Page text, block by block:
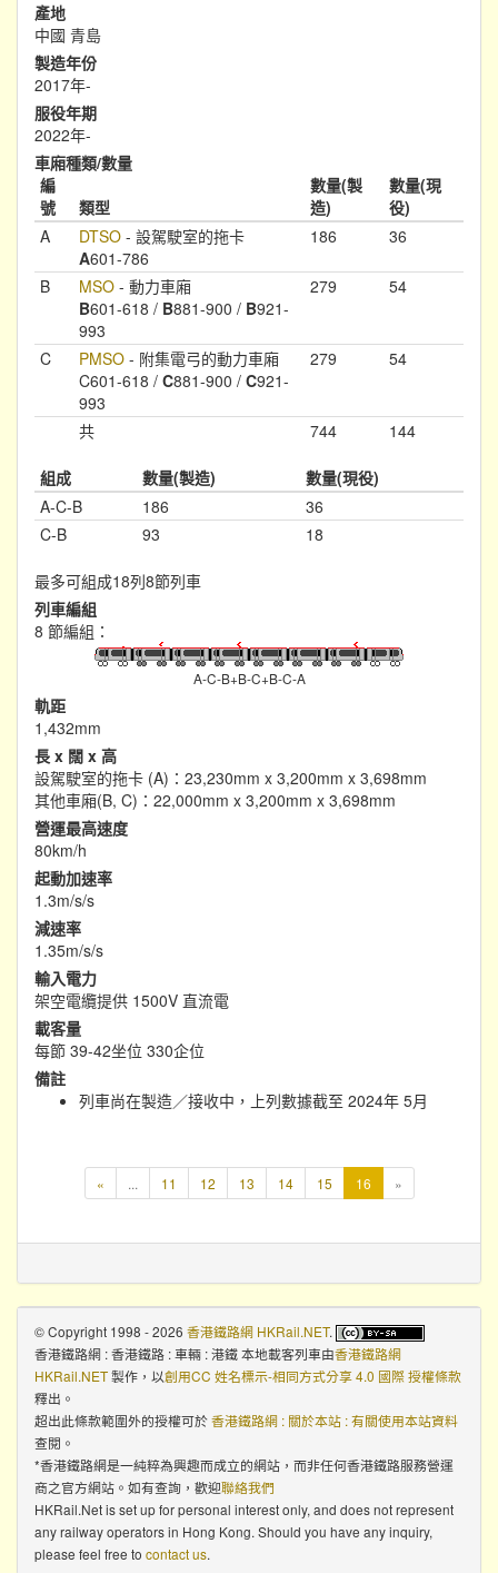
產地
中國 青島
製造年份
2017年-
服役年期
2022年-
車廂種類/數量
編
號
類型
數量(製
造)
數量(現
役)
A
DTSO - 設駕駛室的拖卡
A601-786
186 36
B MSO - 動力車廂
B601-618 / B881-900 / B921-
993
279 54
C PMSO - 附集電弓的動力車廂
C601-618 / C881-900 / C921-
993
279 54
共 744 144
組成 數量(製造)
數量(現役)
A-C-B
186
36
C-B
93 18
最多可組成18列8節列車
列車編組
8 節編組：
A-C-B+B-C+B-C-A
軌距
1,432mm
長 x 闊 x 高
設駕駛室的拖卡 (A)：23,230mm x 3,200mm x 3,698mm
其他車廂(B, C)：22,000mm x 3,200mm x 3,698mm
營運最高速度
80km/h
起動加速率
1.3m/s/s
減速率
1.35m/s/s
輸入電力
架空電纜提供 1500V 直流電
載客量
每節 39-42坐位 330企位
備註
列車尚在製造／接收中，上列數據截至 2024年 5月
« ... 11 12 13 14 15 16本
頁
»
© Copyright 1998 - 2026 香港鐵路網 HKRail.NET.
香港鐵路網 : 香港鐵路 : 車輛 : 港鐵 本地載客列車由香港鐵路網
HKRail.NET製作，以創用CC 姓名標示-相同方式分享 4.0 國際 授權條款
釋出。
超出此條款範圍外的授權可於香港鐵路網 : 關於本站 : 有關使用本站資料
查閱。
*香港鐵路網是一純粹為興趣而成立的網站，而非任何香港鐵路服務營運
商之官方網站。如有查詢，歡迎聯絡我們
HKRail.Net is set up for personal interest only, and does not represent
any railway operators in Hong Kong. Should you have any inquiry,
please feel free to contact us.